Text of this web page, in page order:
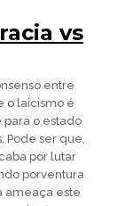
vs
entre
o laicismo é
o estado
Pode ser que,
por lutar
porventura
ameaça este